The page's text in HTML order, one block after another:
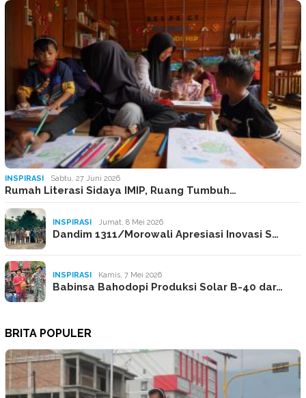
INSPIRASI Sabtu, 27 Juni 2026
Rumah Literasi Sidaya IMIP, Ruang Tumbuh…
INSPIRASI Jumat, 8 Mei 2026
Dandim 1311/Morowali Apresiasi Inovasi S…
INSPIRASI Kamis, 7 Mei 2026
Babinsa Bahodopi Produksi Solar B-40 dar…
BRITA POPULER